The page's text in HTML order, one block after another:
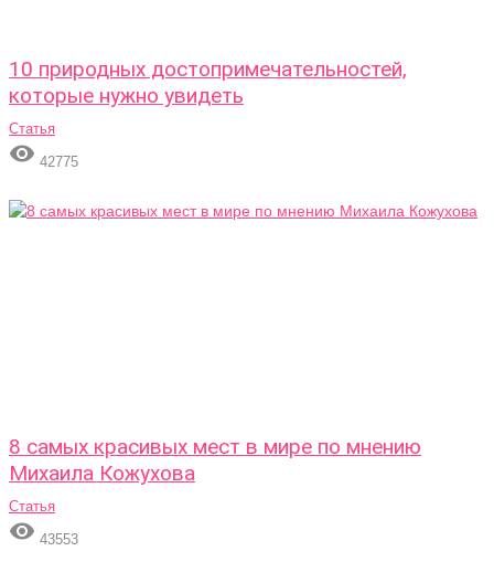
10 природных достопримечательностей,
которые нужно увидеть
Статья
 42775
8 самых красивых мест в мире по мнению
Михаила Кожухова
Статья
 43553